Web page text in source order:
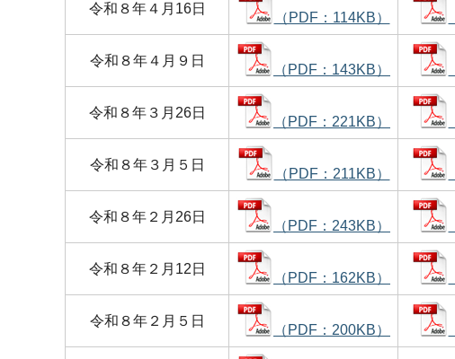
令和８年４月16日
（PDF：114KB）
令和８年４月９日
（PDF：143KB）
令和８年３月26日
（PDF：221KB）
令和８年３月５日
（PDF：211KB）
令和８年２月26日
（PDF：243KB）
令和８年２月12日
（PDF：162KB）
令和８年２月５日
（PDF：200KB）